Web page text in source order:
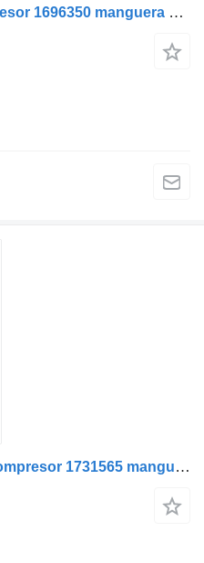
DAF tubo de aire del compresor 1696350 manguera para DAF XF105-460 cabeza tractora
Conducta electrovalva decompresor 1731565 manguera para DAF XF105 cabeza tractora